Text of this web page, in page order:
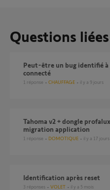
Questions liées
Peut-être un bug identifié à l'ajout d'un chauffage
connecté
1 réponse CHAUFFAGE il y a 9 jours
tahoma v2 + dongle profaluxZB581 non reconnu après
migration application
1 réponse DOMOTIQUE il y a 17 jours
Identification après reset
3 réponses VOLET il y a 5 mois